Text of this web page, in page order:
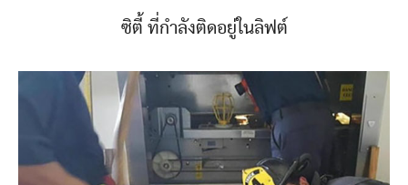
ซิตี้ ที่กำลังติดอยู่ในลิฟต์